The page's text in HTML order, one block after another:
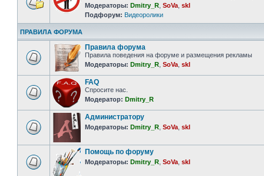
Модераторы: Dmitry_R SoVa skl
Подфорум: Видеоролики
ПРАВИЛА ФОРУМА
Правила форума
Правила поведения на форуме и размещения рекламы
Модераторы: Dmitry_R SoVa skl
FAQ
Спросите нас.
Модератор: Dmitry_R
Администратору
Модераторы: Dmitry_R SoVa skl
Помощь по форуму
Модераторы: Dmitry_R SoVa skl